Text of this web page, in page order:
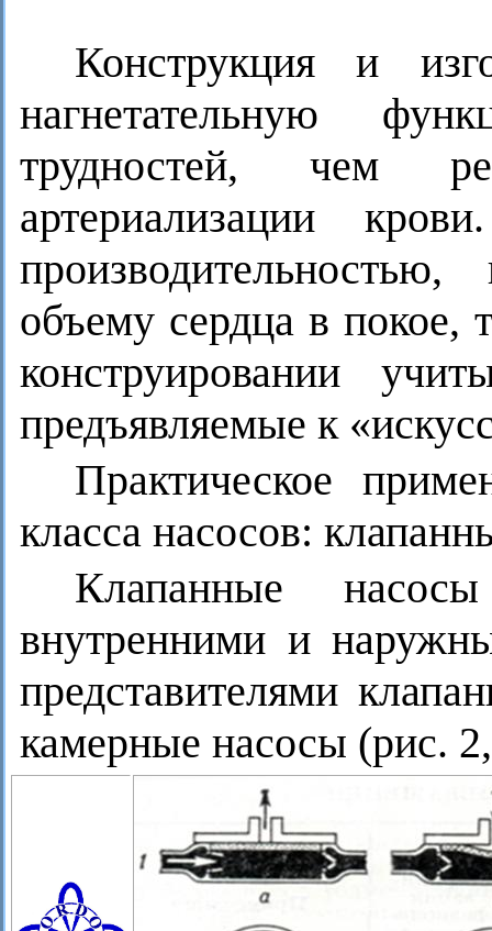
Конструкция и
нагнетательную
трудностей, чем
артериализации
объему сердца в покое,
конструировании
предъявляемые к
Практическое
класса насосов:
Клапанные
внутренними и
представителями
камерные насосы (рис.